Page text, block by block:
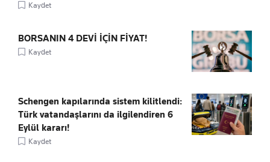
Kaydet
BORSANIN 4 DEVİ İÇİN FİYAT!
Kaydet
Schengen kapılarında sistem kilitlendi:
Türk vatandaşlarını da ilgilendiren 6
Eylül kararı!
Kaydet